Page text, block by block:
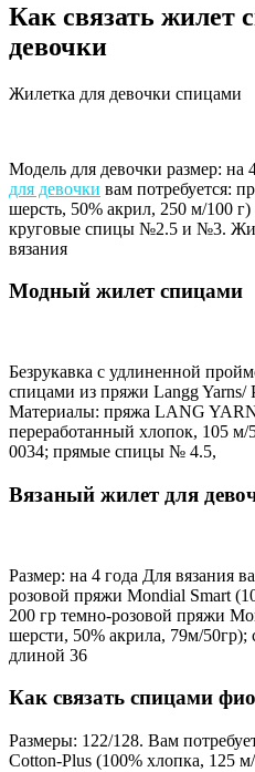
Как связать жилет
девочки
Жилетка для девочки спицами
Модель для девочки размер: на
для девочки вам потребуется:
шерсть, 50% акрил, 250 м/100
круговые спицы №2.5 и №3.
вязания
Модный жилет спицами
Безрукавка с удлиненной
спицами из пряжи Langg Yarns/
Материалы: пряжа LANG
переработанный хлопок, 105 м/
0034; прямые спицы № 4.5,
Вязаный жилет для
Размер: на 4 года Для вязания
розовой пряжи Mondial Smart
200 гр темно-розовой пряжи
шерсти, 50% акрила, 79м/
длиной 36
Как связать спицами
Размеры: 122/128. Вам
Cotton-Plus (100% хлопка, 125